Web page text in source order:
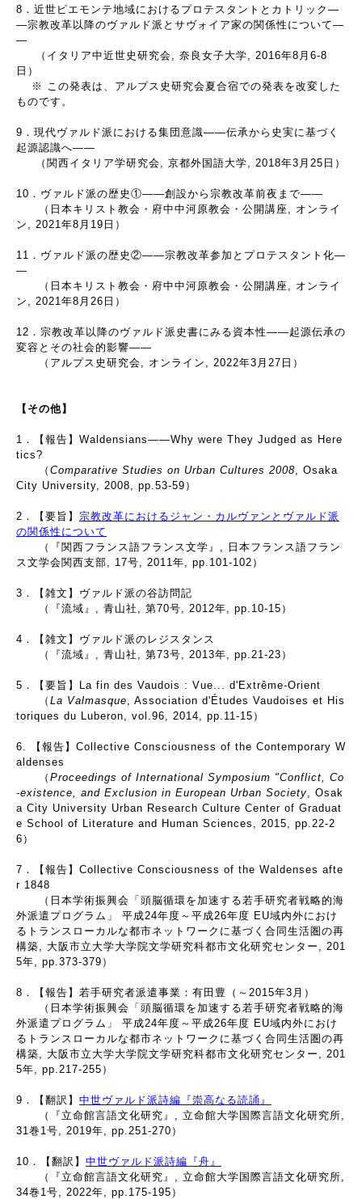
8．近世ピエモンテ地域におけるプロテスタントとカトリック―
―宗教改革以降のヴァルド派とサヴォイア家の関係性について―
―
（イタリア中近世史研究会, 奈良女子大学, 2016年8月6-8
日）
※ この発表は、アルプス史研究会夏合宿での発表を改変した
ものです。
9．現代ヴァルド派における集団意識――伝承から史実に基づく
起源認識へ――
（関西イタリア学研究会, 京都外国語大学, 2018年3月25日）
10．ヴァルド派の歴史①――創設から宗教改革前夜まで――
（日本キリスト教会・府中中河原教会・公開講座, オンライ
ン, 2021年8月19日）
11．ヴァルド派の歴史②――宗教改革参加とプロテスタント化―
―
（日本キリスト教会・府中中河原教会・公開講座, オンライ
ン, 2021年8月26日）
12．宗教改革以降のヴァルド派史書にみる資本性――起源伝承の
変容とその社会的影響――
（アルプス史研究会, オンライン, 2022年3月27日）
【その他】
1．【報告】Waldensians――Why were They Judged as Here
tics?
（ Comparative Studies on Urban Cultures 2008, Osaka
City University, 2008, pp.53-59）
2．【要旨】 宗教改革におけるジャン・カルヴァンとヴァルド派
の関係性について
（『関西フランス語フランス文学』, 日本フランス語フラン
ス文学会関西支部, 17号, 2011年, pp.101-102）
3．【雑文】ヴァルド派の谷訪問記
（『流域』, 青山社, 第70号, 2012年, pp.10-15）
4．【雑文】ヴァルド派のレジスタンス
（『流域』, 青山社, 第73号, 2013年, pp.21-23）
5．【要旨】La fin des Vaudois : Vue... d'Extrême-Orient
（ La Valmasque, Association d'Études Vaudoises et His
toriques du Luberon, vol.96, 2014, pp.11-15）
6. 【報告】Collective Consciousness of the Contemporary W
aldenses
（ Proceedings of International Symposium "Conflict, Co
-existence, and Exclusion in European Urban Society, Osak
a City University Urban Research Culture Center of Graduat
e School of Literature and Human Sciences, 2015, pp.22-2
6）
7．【報告】Collective Consciousness of the Waldenses afte
r 1848
（日本学術振興会「頭脳循環を加速する若手研究者戦略的海
外派遣プログラム」 平成24年度～平成26年度 EU域内外におけ
るトランスローカルな都市ネットワークに基づく合同生活圏の再
構築, 大阪市立大学大学院文学研究科都市文化研究センター, 201
5年, pp.373-379）
8．【報告】若手研究者派遣事業：有田豊（～2015年3月）
（日本学術振興会「頭脳循環を加速する若手研究者戦略的海
外派遣プログラム」 平成24年度～平成26年度 EU域内外におけ
るトランスローカルな都市ネットワークに基づく合同生活圏の再
構築, 大阪市立大学大学院文学研究科都市文化研究センター, 201
5年, pp.217-255）
9．【翻訳】 中世ヴァルド派詩編『崇高なる読誦』
（『立命館言語文化研究』, 立命館大学国際言語文化研究所,
31巻1号, 2019年, pp.251-270）
10．【翻訳】 中世ヴァルド派詩編『舟』
（『立命館言語文化研究』, 立命館大学国際言語文化研究所,
34巻1号, 2022年, pp.175-195）